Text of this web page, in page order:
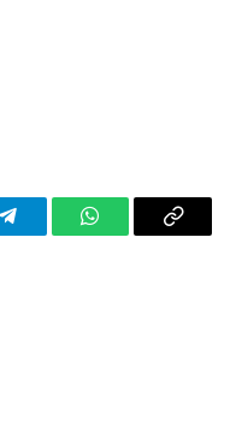
TelegramWhatsAppCopy